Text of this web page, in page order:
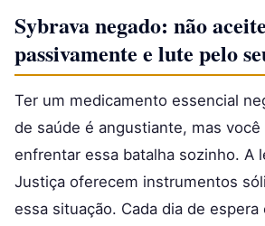
Sybrava negado: não aceite
passivamente e lute pelo
Ter um medicamento essencial
de saúde é angustiante, mas você
enfrentar essa batalha sozinho. A
Justiça oferecem instrumentos
essa situação. Cada dia de espera